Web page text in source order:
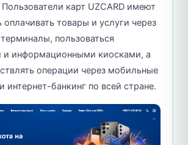
Пользователи карт UZCARD имеют
товары и услуги через
пользоваться
и информационными киосками, а
операции через мобильные
интернет-банкинг по всей стране.